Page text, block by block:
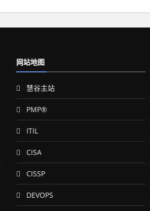
网站地图
慧谷主站
PMP®
ITIL
CISA
CISSP
DEVOPS